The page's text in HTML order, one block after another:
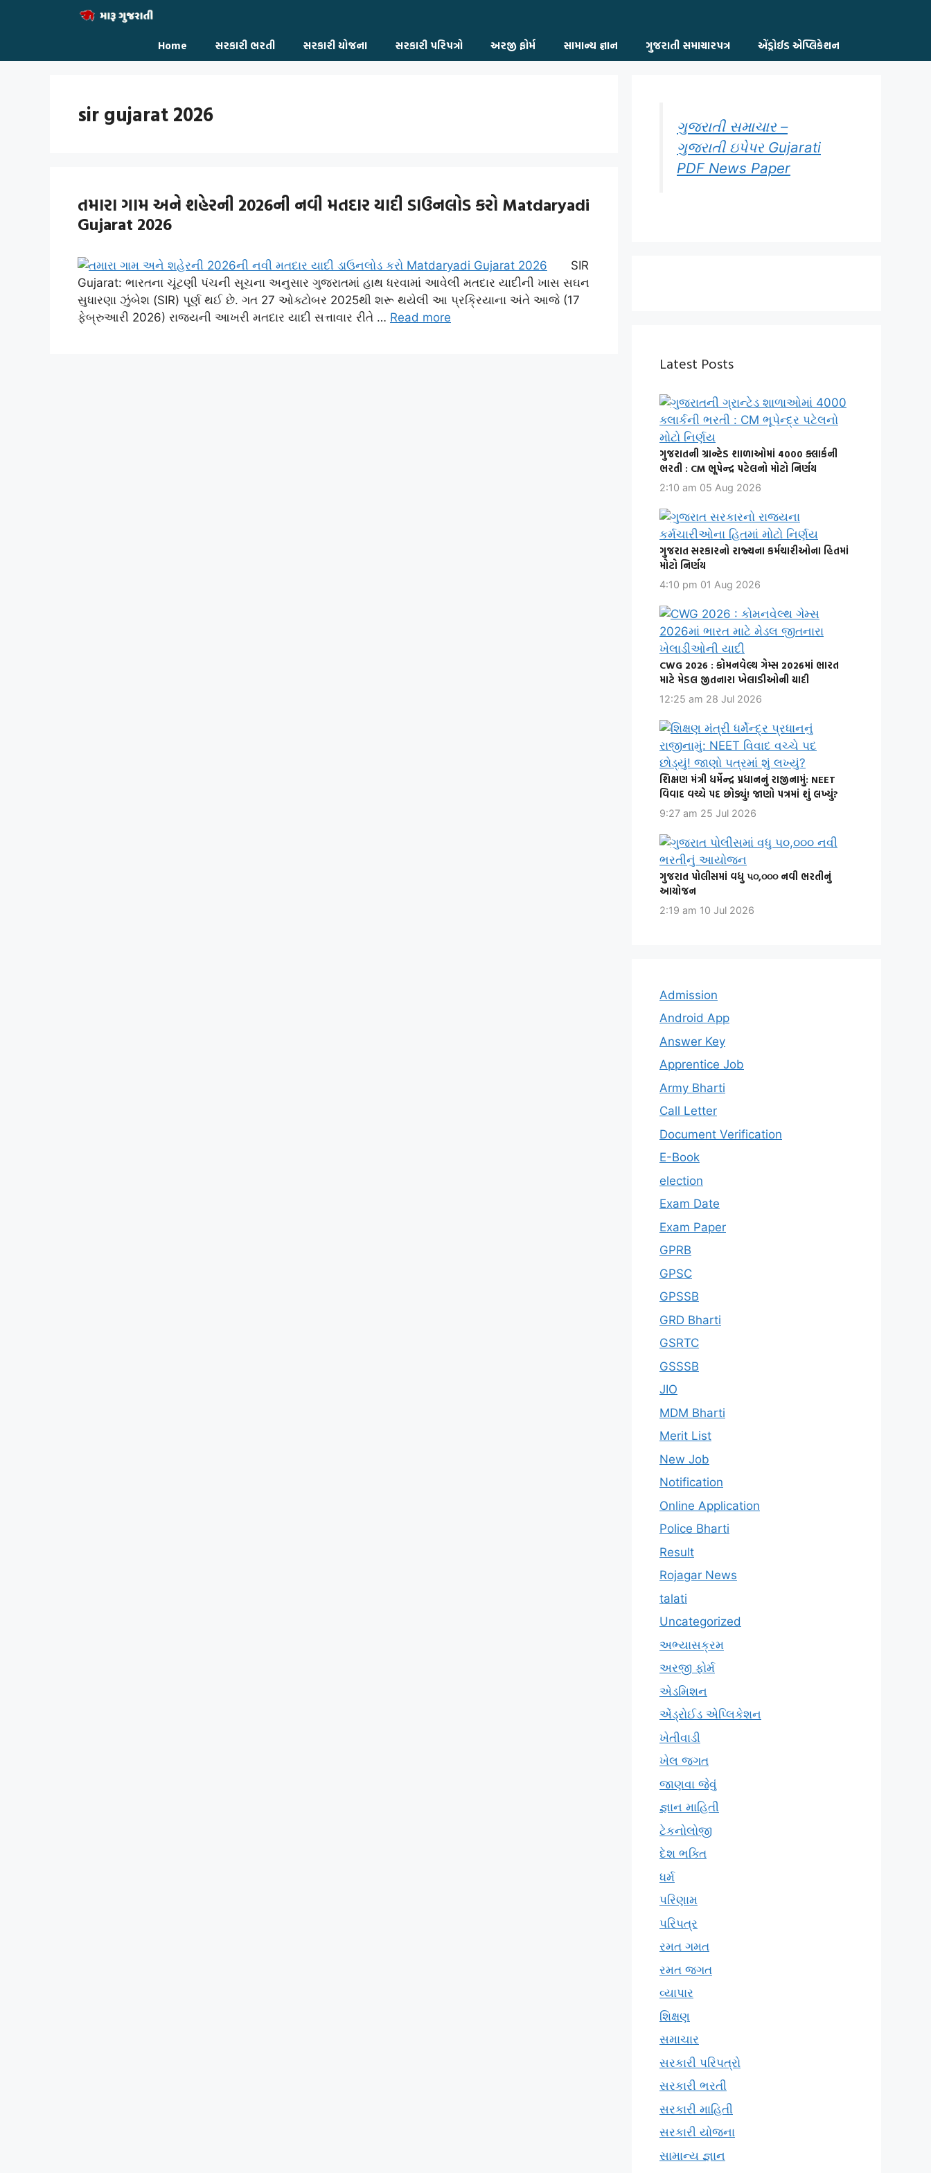
Home સરકારી ભરતી સરકારી યોજના સરકારી પરિપત્રો અરજી ફોર્મ સામાન્ય જ્ઞાન ગુજરાતી સમાચારપત્ર એંડ્રોઈડ એપ્લિકેશન
sir gujarat 2026
તમારા ગામ અને શહેરની 2026ની નવી મતદાર યાદી ડાઉનલોડ કરો Matdaryadi
Gujarat 2026
SIR
Gujarat: ભારતના ચૂંટણી પંચની સૂચના અનુસાર ગુજરાતમાં હાથ ધરવામાં આવેલી મતદાર યાદીની ખાસ સઘન
સુધારણા ઝુંબેશ (SIR) પૂર્ણ થઈ છે. ગત 27 ઓક્ટોબર 2025થી શરૂ થયેલી આ પ્રક્રિયાના અંતે આજે (17
ફેબ્રુઆરી 2026) રાજ્યની આખરી મતદાર યાદી સત્તાવાર રીતે … Read more
ગુજરાતી સમાચાર –
ગુજરાતી ઇપેપર Gujarati
PDF News Paper
Latest Posts
ગુજરાતની ગ્રાન્ટેડ શાળાઓમાં 4000 ક્લાર્કની
ભરતી : CM ભૂપેન્દ્ર પટેલનો મોટો નિર્ણય
2:10 am 05 Aug 2026
ગુજરાત સરકારનો રાજ્યના કર્મચારીઓના હિતમાં
મોટો નિર્ણય
4:10 pm 01 Aug 2026
CWG 2026 : કોમનવેલ્થ ગેમ્સ 2026માં ભારત
માટે મેડલ જીતનારા ખેલાડીઓની યાદી
12:25 am 28 Jul 2026
શિક્ષણ મંત્રી ધર્મેન્દ્ર પ્રધાનનું રાજીનામું: NEET
વિવાદ વચ્ચે પદ છોડ્યું! જાણો પત્રમાં શું લખ્યું?
9:27 am 25 Jul 2026
ગુજરાત પોલીસમાં વધુ ૫૦,૦૦૦ નવી ભરતીનું
આયોજન
2:19 am 10 Jul 2026
Admission
Android App
Answer Key
Apprentice Job
Army Bharti
Call Letter
Document Verification
E-Book
election
Exam Date
Exam Paper
GPRB
GPSC
GPSSB
GRD Bharti
GSRTC
GSSSB
JIO
MDM Bharti
Merit List
New Job
Notification
Online Application
Police Bharti
Result
Rojagar News
talati
Uncategorized
અભ્યાસક્રમ
અરજી ફોર્મ
એડમિશન
એંડ્રોઈડ એપ્લિકેશન
ખેતીવાડી
ખેલ જગત
જાણવા જેવું
જ્ઞાન માહિતી
ટેકનોલોજી
દેશ ભક્તિ
ધર્મ
પરિણામ
પરિપત્ર
રમત ગમત
રમત જગત
વ્યાપાર
શિક્ષણ
સમાચાર
સરકારી પરિપત્રો
સરકારી ભરતી
સરકારી માહિતી
સરકારી યોજના
સામાન્ય જ્ઞાન